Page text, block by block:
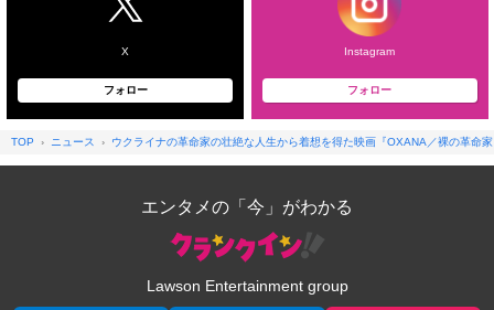
X
フォロー
Instagram
フォロー
TOP ニュース ウクライナの革命家の壮絶な人生から着想を得た映画『OXANA／裸の革命
エンタメの「今」がわかる
Lawson Entertainment group